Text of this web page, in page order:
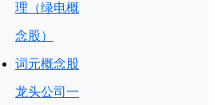
理（绿电概
念股）
词元概念股
龙头公司一